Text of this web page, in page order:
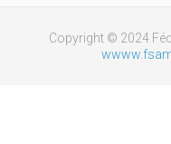
Copyright © 2024